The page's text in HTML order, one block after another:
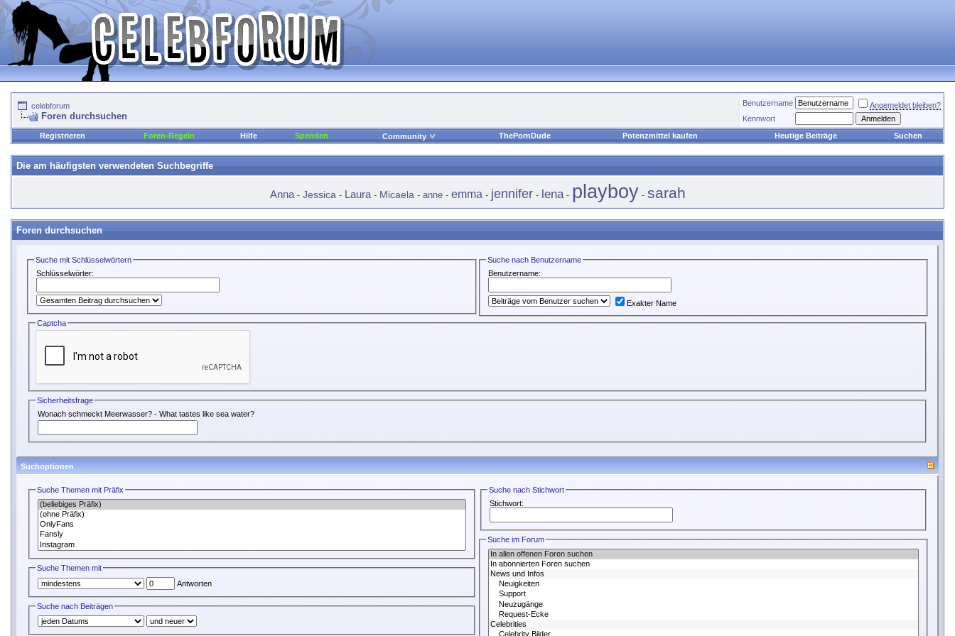
celebforum
Foren durchsuchen
Benutzername
Angemeldet bleiben?
Kennwort
Registrieren
Foren-Regeln Hilfe Spenden Community ThePornDude Potenzmittel kaufen Heutige Beiträge Suchen
Die am häufigsten verwendeten Suchbegriffe
Anna- Jessica - Laura- Micaela - anne - emma - jennifer - lena- playboy - sarah
Foren durchsuchen
Suche mit Schlüsselwörtern
Schlüsselwörter:
Suche nach Benutzername
Benutzername:
Exakter Name
Captcha
Sicherheitsfrage
Wonach schmeckt Meerwasser? - What tastes like sea water?
Suchoptionen
Suche Themen mit Präfix
Suche Themen mit
Antworten
Suche nach Beiträgen
Suche nach Stichwort
Stichwort:
Suche im Forum